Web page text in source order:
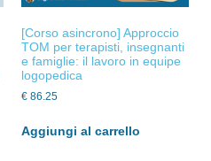
[Corso asincrono] Approccio
TOM per terapisti, insegnanti
e famiglie: il lavoro in equipe
logopedica
€ 86.25
Aggiungi al carrello